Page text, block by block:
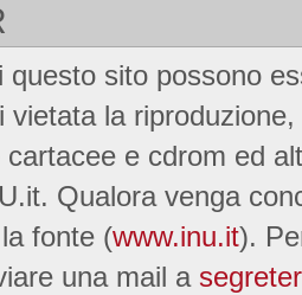
questo sito possono
vietata la
e cdrom ed
Qualora venga
fonte (www.inu.it).
una mail a